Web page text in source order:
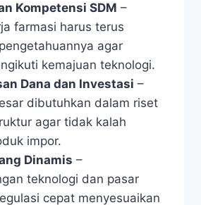
Kompetensi SDM –
farmasi harus terus
agar
kemajuan teknologi.
Dana dan Investasi –
dibutuhkan dalam riset
agar tidak kalah
impor.
Dinamis –
teknologi dan pasar
cepat menyesuaikan